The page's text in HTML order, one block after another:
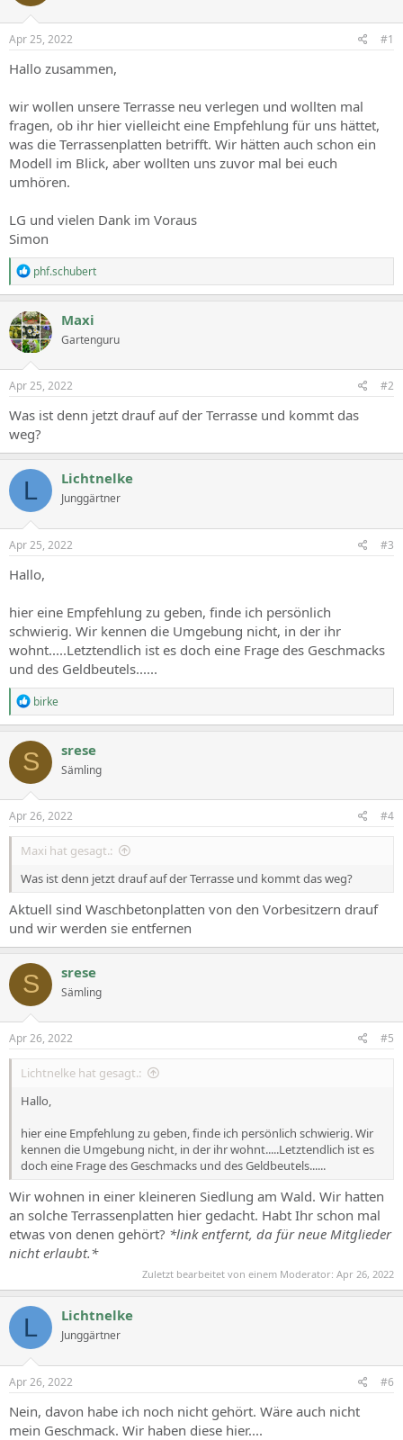
Apr 25, 2022 #1
Hallo zusammen,
wir wollen unsere Terrasse neu verlegen und wollten mal
fragen, ob ihr hier vielleicht eine Empfehlung für uns hättet,
was die Terrassenplatten betrifft. Wir hätten auch schon ein
Modell im Blick, aber wollten uns zuvor mal bei euch
umhören.
LG und vielen Dank im Voraus
Simon
R
e
a
c
t
i
o
n
s
phf.schubert
Maxi
Gartenguru
Apr 25, 2022 #2
Was ist denn jetzt drauf auf der Terrasse und kommt das
weg?
L Lichtnelke
Junggärtner
Apr 25, 2022 #3
Hallo,
hier eine Empfehlung zu geben, finde ich persönlich
schwierig. Wir kennen die Umgebung nicht, in der ihr
wohnt.....Letztendlich ist es doch eine Frage des Geschmacks
und des Geldbeutels......
R
e
a
c
t
i
o
n
s
birke
S srese
Sämling
Apr 26, 2022 #4
Maxi hat gesagt.:
Was ist denn jetzt drauf auf der Terrasse und kommt das weg?
Aktuell sind Waschbetonplatten von den Vorbesitzern drauf
und wir werden sie entfernen
S srese
Sämling
Apr 26, 2022 #5
Lichtnelke hat gesagt.:
Hallo,
hier eine Empfehlung zu geben, finde ich persönlich schwierig. Wir
kennen die Umgebung nicht, in der ihr wohnt.....Letztendlich ist es
doch eine Frage des Geschmacks und des Geldbeutels......
Wir wohnen in einer kleineren Siedlung am Wald. Wir hatten
an solche Terrassenplatten hier gedacht. Habt Ihr schon mal
etwas von denen gehört? *link entfernt, da für neue Mitglieder
nicht erlaubt.*
Zuletzt bearbeitet von einem Moderator: Apr 26, 2022
L Lichtnelke
Junggärtner
Apr 26, 2022 #6
Nein, davon habe ich noch nicht gehört. Wäre auch nicht
mein Geschmack. Wir haben diese hier....